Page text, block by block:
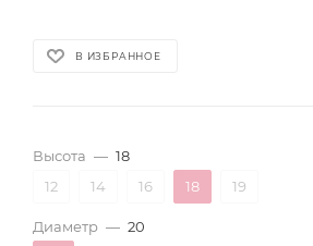
В ИЗБРАННОЕ
Высота — 18
12
14 16 18 19
Диаметр — 20